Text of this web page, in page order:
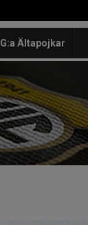
G:a Ältapojkar